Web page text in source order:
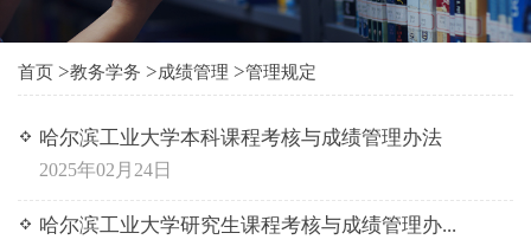
首页 >教务学务 >成绩管理 >管理规定
哈尔滨工业大学本科课程考核与成绩管理办法
2025年02月24日
哈尔滨工业大学研究生课程考核与成绩管理办...